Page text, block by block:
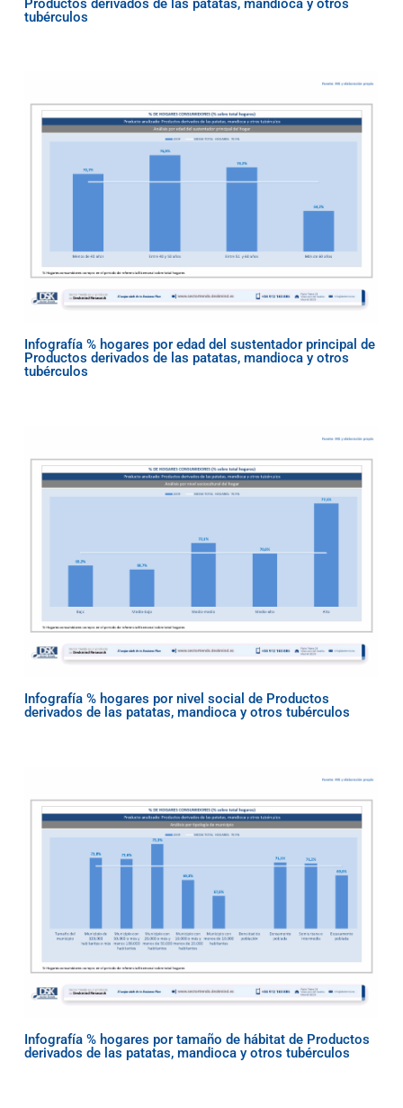
Productos derivados de las patatas, mandioca y otros
tubérculos
Infografía % hogares por edad del sustentador principal de
Productos derivados de las patatas, mandioca y otros
tubérculos
Infografía % hogares por nivel social de Productos
derivados de las patatas, mandioca y otros tubérculos
Infografía % hogares por tamaño de hábitat de Productos
derivados de las patatas, mandioca y otros tubérculos